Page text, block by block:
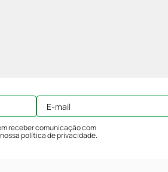
receber comunicação com
política de privacidade.